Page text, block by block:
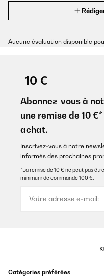
Aucune évaluation disponible
-10 €
Abonnez-vous à
une remise de 10
achat.
Inscrivez-vous à notre
informés des prochaines
*La remise de 10 € ne peut pas
minimum de commande 100 €.
Catégories préférées